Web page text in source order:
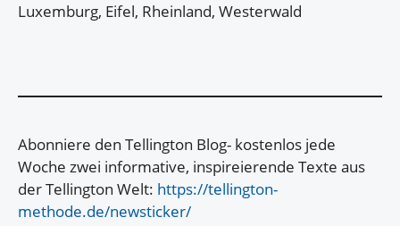
Luxemburg, Eifel, Rheinland, Westerwald
Abonniere den Tellington Blog- kostenlos jede
Woche zwei informative, inspireierende Texte aus
der Tellington Welt: https://tellington-
methode.de/newsticker/